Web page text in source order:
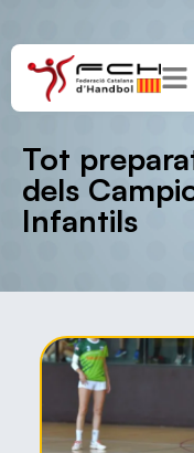
Tot
dels
Infantils